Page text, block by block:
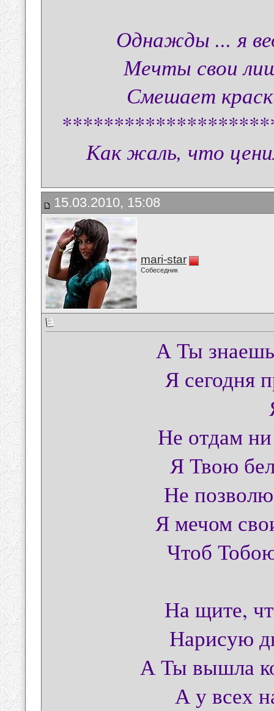
Однажды ... я
Мечты свои
Смешает
Как жаль, что
15.03.2010, 15:08
mari-star
Собеседник
А Ты
Я сегодня
Не отдам
Я Твою
Не
Я мечом
Чтоб
На щите,
Нарисую
А Ты вышла
А у всех